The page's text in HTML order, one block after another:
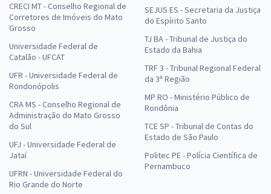
CRECI MT - Conselho Regional de
Corretores de Imóveis do Mato
Grosso
Universidade Federal de
Catalão - UFCAT
UFR - Universidade Federal de
Rondonópolis
CRA MS - Conselho Regional de
Administração do Mato Grosso
do Sul
UFJ - Universidade Federal de
Jataí
UFRN - Universidade Federal do
Rio Grande do Norte
SEJUS ES - Secretaria da Justiça
do Espírito Santo
TJ BA - Tribunal de Justiça do
Estado da Bahia
TRF 3 - Tribunal Regional Federal
da 3ª Região
MP RO - Ministério Público de
Rondônia
TCE SP - Tribunal de Contas do
Estado de São Paulo
Politec PE - Polícia Científica de
Pernambuco